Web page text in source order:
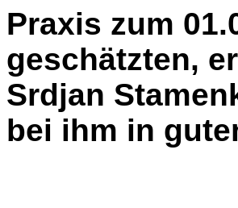
Praxis zum
geschätzten,
Srdjan
bei ihm in